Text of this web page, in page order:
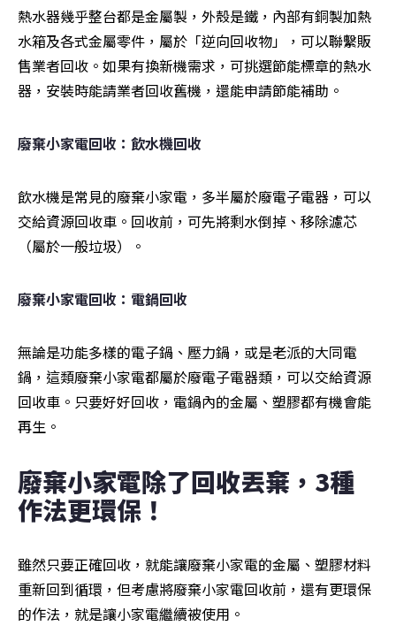
熱水器幾乎整台都是金屬製，外殼是鐵，內部有銅製加熱
水箱及各式金屬零件，屬於「逆向回收物」，可以聯繫販
售業者回收。如果有換新機需求，可挑選節能標章的熱水
器，安裝時能請業者回收舊機，還能申請節能補助。
廢棄小家電回收：飲水機回收
飲水機是常見的廢棄小家電，多半屬於廢電子電器，可以
交給資源回收車。回收前，可先將剩水倒掉、移除濾芯
（屬於一般垃圾）。
廢棄小家電回收：電鍋回收
無論是功能多樣的電子鍋、壓力鍋，或是老派的大同電
鍋，這類廢棄小家電都屬於廢電子電器類，可以交給資源
回收車。只要好好回收，電鍋內的金屬、塑膠都有機會能
再生。
廢棄小家電除了回收丟棄，3種
作法更環保！
雖然只要正確回收，就能讓廢棄小家電的金屬、塑膠材料
重新回到循環，但考慮將廢棄小家電回收前，還有更環保
的作法，就是讓小家電繼續被使用。